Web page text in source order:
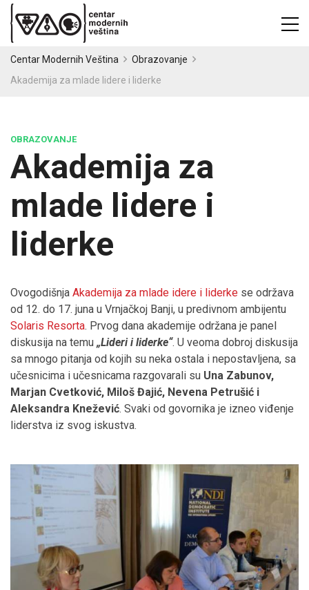
Centar Modernih Veština
Obrazovanje
Akademija za mlade lidere i liderke
OBRAZOVANJE
Akademija za
mlade lidere i
liderke
Ovogodišnja Akademija za mlade idere i liderke se održava
od 12. do 17. juna u Vrnjačkoj Banji, u predivnom ambijentu
Solaris Resorta. Prvog dana akademije održana je panel
diskusija na temu „Lideri i liderke“. U veoma dobroj diskusija
sa mnogo pitanja od kojih su neka ostala i nepostavljena, sa
učesnicima i učesnicama razgovarali su Una Zabunov,
Marjan Cvetković, Miloš Đajić, Nevena Petrušić i
Aleksandra Knežević. Svaki od govornika je izneo viđenje
liderstva iz svog iskustva.